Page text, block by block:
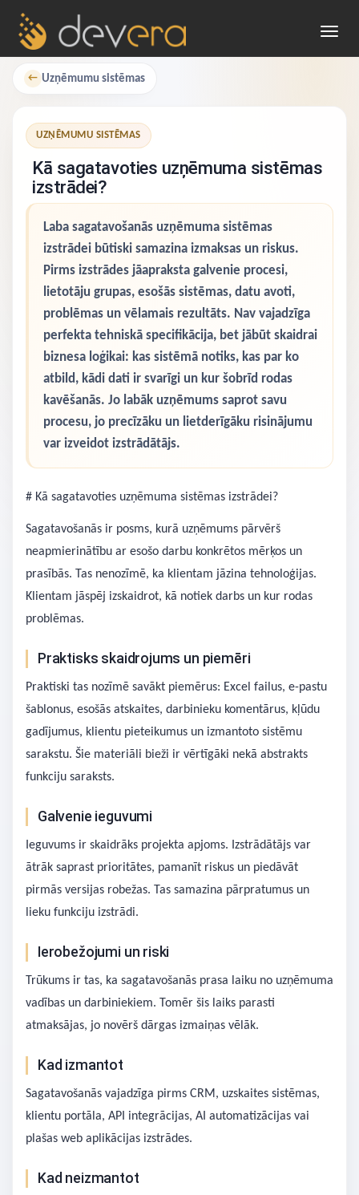
← Uzņēmumu sistēmas
UZŅĒMUMU SISTĒMAS
Kā sagatavoties uzņēmuma sistēmas
izstrādei?
Laba sagatavošanās uzņēmuma sistēmas
izstrādei būtiski samazina izmaksas un riskus.
Pirms izstrādes jāapraksta galvenie procesi,
lietotāju grupas, esošās sistēmas, datu avoti,
problēmas un vēlamais rezultāts. Nav vajadzīga
perfekta tehniskā specifikācija, bet jābūt skaidrai
biznesa loģikai: kas sistēmā notiks, kas par ko
atbild, kādi dati ir svarīgi un kur šobrīd rodas
kavēšanās. Jo labāk uzņēmums saprot savu
procesu, jo precīzāku un lietderīgāku risinājumu
var izveidot izstrādātājs.
# Kā sagatavoties uzņēmuma sistēmas izstrādei?
Sagatavošanās ir posms, kurā uzņēmums pārvērš
neapmierinātību ar esošo darbu konkrētos mērķos un
prasībās. Tas nenozīmē, ka klientam jāzina tehnoloģijas.
Klientam jāspēj izskaidrot, kā notiek darbs un kur rodas
problēmas.
Praktisks skaidrojums un piemēri
Praktiski tas nozīmē savākt piemērus: Excel failus, e-pastu
šablonus, esošās atskaites, darbinieku komentārus, kļūdu
gadījumus, klientu pieteikumus un izmantoto sistēmu
sarakstu. Šie materiāli bieži ir vērtīgāki nekā abstrakts
funkciju saraksts.
Galvenie ieguvumi
Ieguvums ir skaidrāks projekta apjoms. Izstrādātājs var
ātrāk saprast prioritātes, pamanīt riskus un piedāvāt
pirmās versijas robežas. Tas samazina pārpratumus un
lieku funkciju izstrādi.
Ierobežojumi un riski
Trūkums ir tas, ka sagatavošanās prasa laiku no uzņēmuma
vadības un darbiniekiem. Tomēr šis laiks parasti
atmaksājas, jo novērš dārgas izmaiņas vēlāk.
Kad izmantot
Sagatavošanās vajadzīga pirms CRM, uzskaites sistēmas,
klientu portāla, API integrācijas, AI automatizācijas vai
plašas web aplikācijas izstrādes.
Kad neizmantot